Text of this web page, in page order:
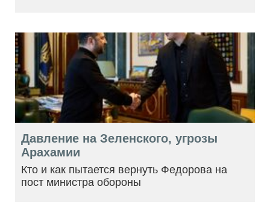
Давление на Зеленского, угрозы
Арахамии
Кто и как пытается вернуть Федорова на
пост министра обороны